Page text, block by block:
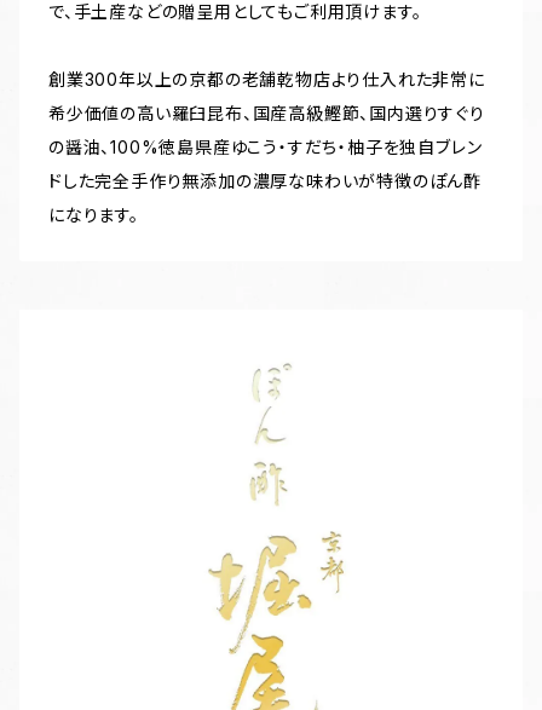
で、手土産などの贈呈用としてもご利用頂けます。
創業300年以上の京都の老舗乾物店より仕入れた非常に
希少価値の高い羅臼昆布、国産高級鰹節、国内選りすぐり
の醤油、100%徳島県産ゆこう・すだち・柚子を独自ブレン
ドした完全手作り無添加の濃厚な味わいが特徴のぽん酢
になります。